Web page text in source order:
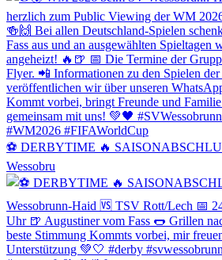
⚽️ DERBYTIME 🔥
Wessobru